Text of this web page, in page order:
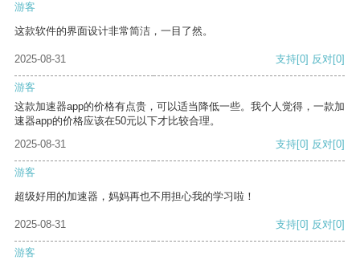
游客
这款软件的界面设计非常简洁，一目了然。
2025-08-31 支持[0] 反对[0]
游客
这款加速器app的价格有点贵，可以适当降低一些。我个人觉得，一款加
速器app的价格应该在50元以下才比较合理。
2025-08-31
支持[0] 反对[0]
游客
超级好用的加速器，妈妈再也不用担心我的学习啦！
2025-08-31 支持[0] 反对[0]
游客